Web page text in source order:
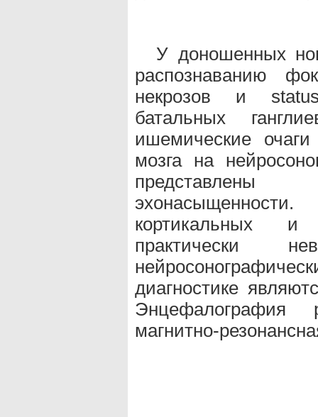
У доношенных
распознаванию
некрозов и
батальных
ишемические
мозга на
представлены
кортикальных и
практически
диагностике
Энцефалография
магнитно-